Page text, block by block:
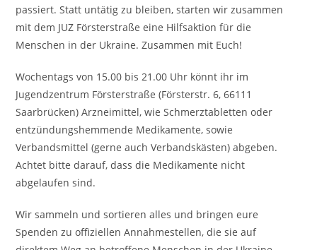
passiert. Statt untätig zu bleiben, starten wir zusammen
mit dem JUZ Försterstraße eine Hilfsaktion für die
Menschen in der Ukraine. Zusammen mit Euch!
Wochentags von 15.00 bis 21.00 Uhr könnt ihr im
Jugendzentrum Försterstraße (Försterstr. 6, 66111
Saarbrücken) Arzneimittel, wie Schmerztabletten oder
entzündungshemmende Medikamente, sowie
Verbandsmittel (gerne auch Verbandskästen) abgeben.
Achtet bitte darauf, dass die Medikamente nicht
abgelaufen sind.
Wir sammeln und sortieren alles und bringen eure
Spenden zu offiziellen Annahmestellen, die sie auf